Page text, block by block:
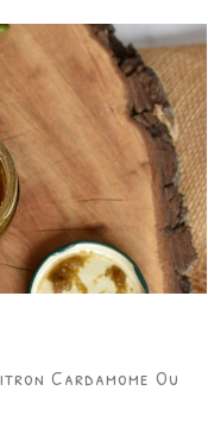
Cardamome Ou